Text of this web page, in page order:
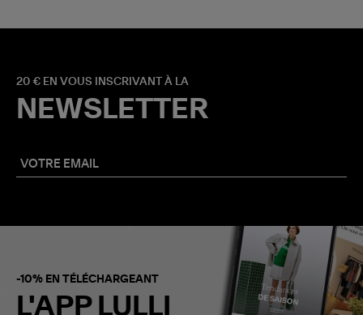
20 € EN VOUS INSCRIVANT À LA
NEWSLETTER
-10% EN TÉLÉCHARGEANT
L'APP LULLI